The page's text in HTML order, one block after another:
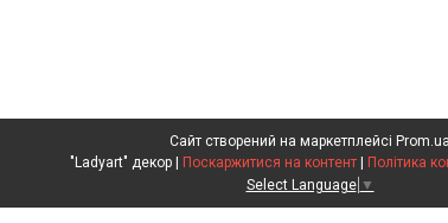
Сайт створений на маркетплейсі Prom.ua
Поскаржитися на контент
Політика
Select Language ▼